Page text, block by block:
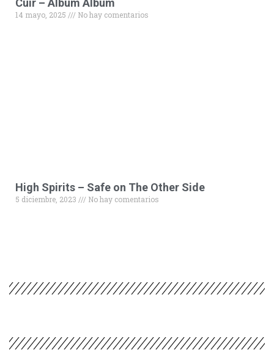
Cuir – Album Album
14 mayo, 2025 No hay comentarios
High Spirits – Safe on The Other Side
5 diciembre, 2023 No hay comentarios